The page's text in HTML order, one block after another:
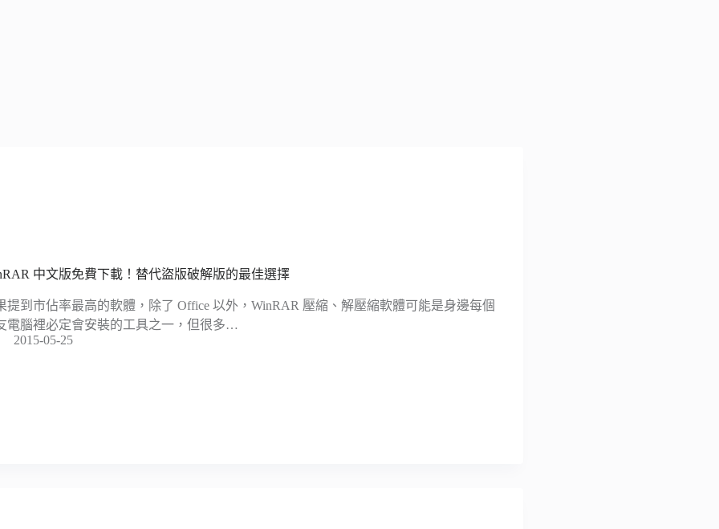
中文版免費下載！替代盜版破解版的最佳選擇
提到市佔率最高的軟體，除了 Office 以外，WinRAR 壓縮、解壓縮軟體可能是身邊每個
電腦裡必定會安裝的工具之一，但很多…
2015-05-25